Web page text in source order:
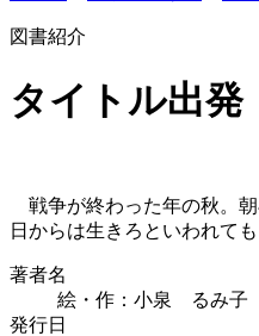
図書紹介
タイトル出発
戦争が終わった年の秋。朝
日からは生きろといわれて
著者名
絵・作：小泉 るみ子
発行日